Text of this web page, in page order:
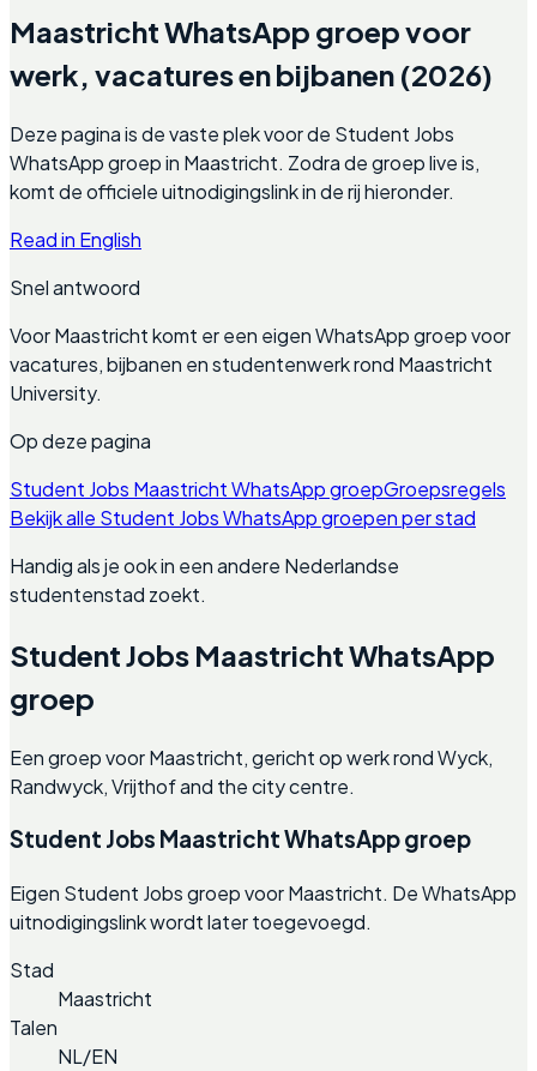
Maastricht WhatsApp groep voor
werk, vacatures en bijbanen (2026)
Deze pagina is de vaste plek voor de Student Jobs
WhatsApp groep in Maastricht. Zodra de groep live is,
komt de officiele uitnodigingslink in de rij hieronder.
Read in English
Snel antwoord
Voor Maastricht komt er een eigen WhatsApp groep voor
vacatures, bijbanen en studentenwerk rond Maastricht
University.
Op deze pagina
Student Jobs Maastricht WhatsApp groepGroepsregels
Bekijk alle Student Jobs WhatsApp groepen per stad
Handig als je ook in een andere Nederlandse
studentenstad zoekt.
Student Jobs Maastricht WhatsApp
groep
Een groep voor Maastricht, gericht op werk rond Wyck,
Randwyck, Vrijthof and the city centre.
Student Jobs Maastricht WhatsApp groep
Eigen Student Jobs groep voor Maastricht. De WhatsApp
uitnodigingslink wordt later toegevoegd.
Stad
Maastricht
Talen
NL/EN